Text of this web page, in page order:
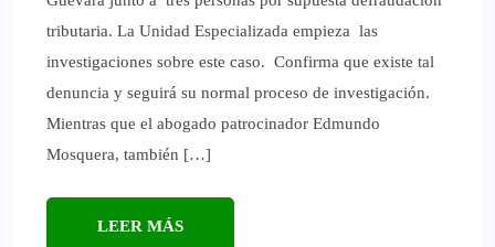
tributaria. La Unidad Especializada empieza las
investigaciones sobre este caso. Confirma que existe tal
denuncia y seguirá su normal proceso de investigación.
Mientras que el abogado patrocinador Edmundo
Mosquera, también […]
LEER MÁS